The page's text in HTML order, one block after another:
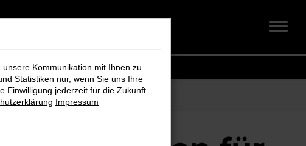
Kommunikation mit Ihnen zu
Statistiken nur, wenn Sie uns Ihre
Einwilligung jederzeit für die Zukunft
Impressum